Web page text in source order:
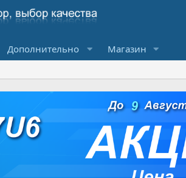
Дополнительно Магазин